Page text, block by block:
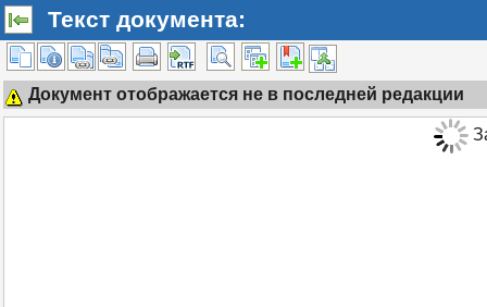
Текст документа:
Документ отображается не в последней редакции